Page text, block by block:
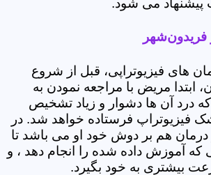
پیشنهاد می شود.
فریدون‌شهر
های فیزیوتراپی، قبل از شروع
ابتدا مریض با مراجعه نمودن به
درد آن ها دشوار و زیاد تشخیص
فیزیوتراپ فرستاده خواهد شد. در
درمان هم بر دوش خود او می باشد تا
آموزش داده شده را انجام دهد ، و
بیشتری به خود بگیرد.